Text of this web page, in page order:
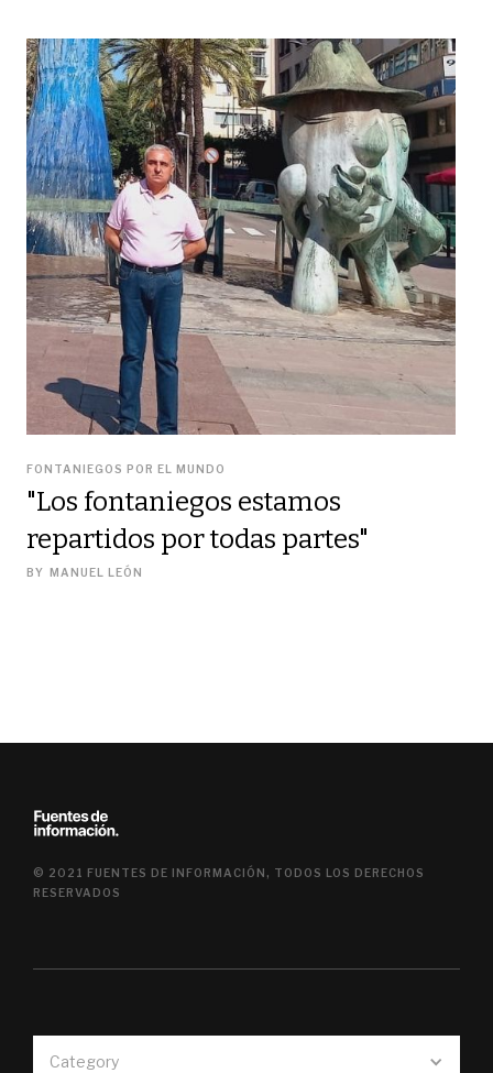
FONTANIEGOS POR EL MUNDO
"Los fontaniegos estamos
repartidos por todas partes"
BY MANUEL LEÓN
© 2021 FUENTES DE INFORMACIÓN, TODOS LOS DERECHOS
RESERVADOS
Category